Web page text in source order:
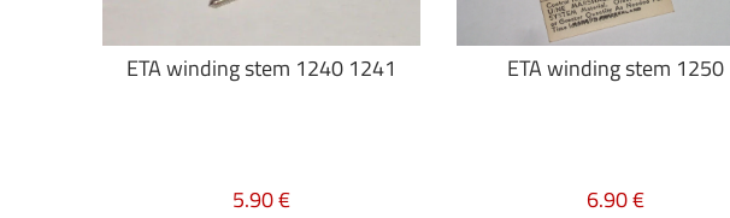
ETA winding stem 1240 1241
5.90 €
ETA winding stem 1250
6.90 €